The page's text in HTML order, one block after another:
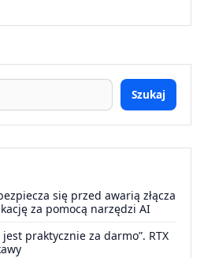
Szukaj
się przed awarią złącza
za pomocą narzędzi AI
praktycznie za darmo”. RTX